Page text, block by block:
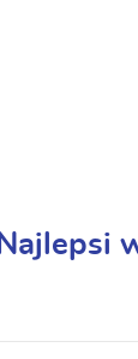
Najlepsi